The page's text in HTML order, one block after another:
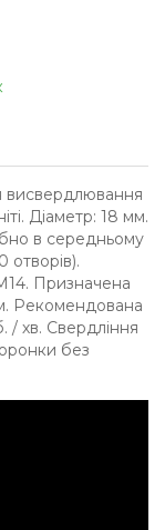
висвердлювання
Діаметр: 18 мм.
в середньому
Призначена
Рекомендована
/ хв. Свердління
без